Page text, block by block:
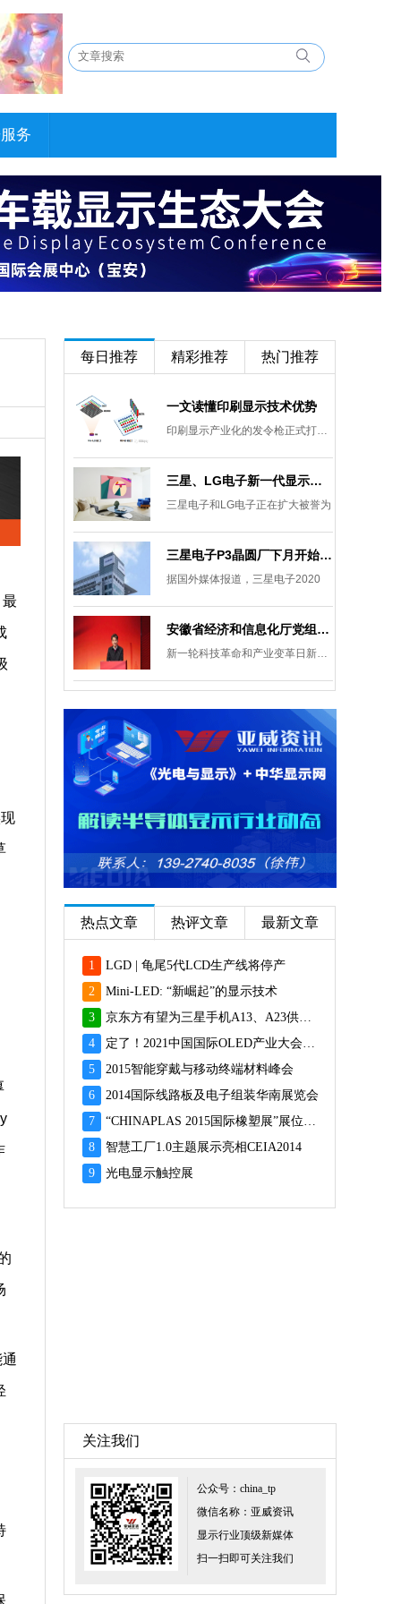
务
最
每日推荐 精彩推荐 热门推荐
一文读懂印刷显示技术优势
印刷显示产业化的发令枪正式打响。
三星、LG电子新一代显示发展目标：集中扩大Micro LED 应用产品线
三星电子和LG电子正在扩大被誉为
三星电子P3晶圆厂下月开始安装设备，计划下半年建成
据国外媒体报道，三星电子2020
安徽省经济和信息化厅党组成员、副厅长柯文斌：掌握显示技术发展主动权 打造新型显示产业制造集群
新一轮科技革命和产业变革日新月异
热点文章 热评文章 最新文章
1
LGD | 龟尾5代LCD生产线将停产
2
Mini-LED: “新崛起”的显示技术
3
京东方有望为三星手机A13、A23供应面板
4
定了！2021中国国际OLED产业大会12月重磅启幕
5
2015智能穿戴与移动终端材料峰会
6
2014国际线路板及电子组装华南展览会
7
“CHINAPLAS 2015国际橡塑展”展位预订火爆 彰显橡塑业乐观前景
8
智慧工厂1.0主题展示亮相CEIA2014
9
光电显示触控展
关注我们
公众号：china_tp
微信名称：亚威资讯
显示行业顶级新媒体
扫一扫即可关注我们